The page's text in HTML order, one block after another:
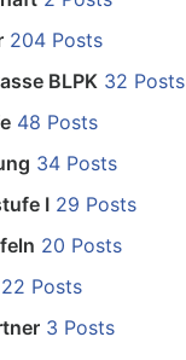
204 Posts
BLPK 32 Posts
48 Posts
34 Posts
I 29 Posts
20 Posts
22 Posts
3 Posts